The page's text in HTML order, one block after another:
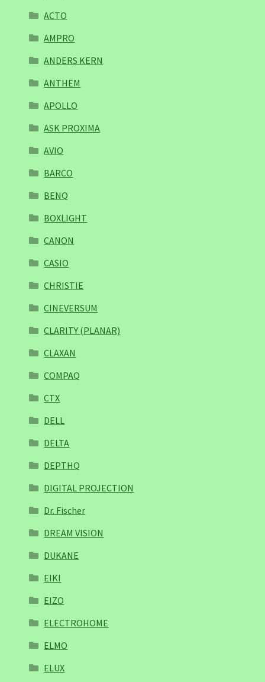
ACTO
AMPRO
ANDERS KERN
ANTHEM
APOLLO
ASK PROXIMA
AVIO
BARCO
BENQ
BOXLIGHT
CANON
CASIO
CHRISTIE
CINEVERSUM
CLARITY (PLANAR)
CLAXAN
COMPAQ
CTX
DELL
DELTA
DEPTHQ
DIGITAL PROJECTION
Dr. Fischer
DREAM VISION
DUKANE
EIKI
EIZO
ELECTROHOME
ELMO
ELUX